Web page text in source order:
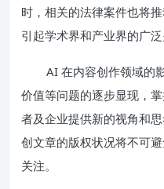
时，相关的法律案件也将
引起学术界和产业界的广泛
AI 在内容创作领域的
价值等问题的逐步显现，
者及企业提供新的视角和
创文章的版权状况将不可
关注。